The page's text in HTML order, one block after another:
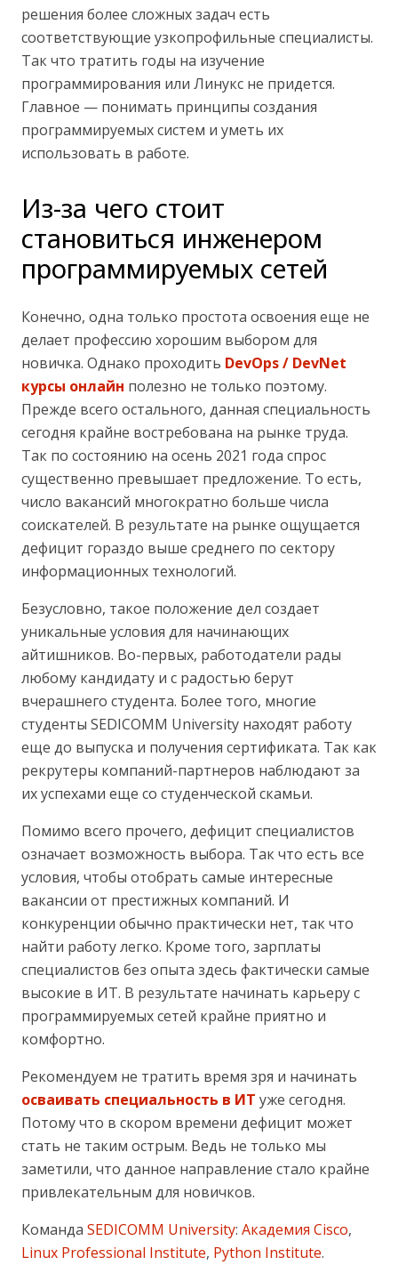
решения более сложных задач есть
соответствующие узкопрофильные специалисты.
Так что тратить годы на изучение
программирования или Линукс не придется.
Главное — понимать принципы создания
программируемых систем и уметь их
использовать в работе.
Из-за чего стоит
становиться инженером
программируемых сетей
Конечно, одна только простота освоения еще не
делает профессию хорошим выбором для
новичка. Однако проходить DevOps / DevNet
курсы онлайн полезно не только поэтому.
Прежде всего остального, данная специальность
сегодня крайне востребована на рынке труда.
Так по состоянию на осень 2021 года спрос
существенно превышает предложение. То есть,
число вакансий многократно больше числа
соискателей. В результате на рынке ощущается
дефицит гораздо выше среднего по сектору
информационных технологий.
Безусловно, такое положение дел создает
уникальные условия для начинающих
айтишников. Во-первых, работодатели рады
любому кандидату и с радостью берут
вчерашнего студента. Более того, многие
студенты SEDICOMM University находят работу
еще до выпуска и получения сертификата. Так как
рекрутеры компаний-партнеров наблюдают за
их успехами еще со студенческой скамьи.
Помимо всего прочего, дефицит специалистов
означает возможность выбора. Так что есть все
условия, чтобы отобрать самые интересные
вакансии от престижных компаний. И
конкуренции обычно практически нет, так что
найти работу легко. Кроме того, зарплаты
специалистов без опыта здесь фактически самые
высокие в ИТ. В результате начинать карьеру с
программируемых сетей крайне приятно и
комфортно.
Рекомендуем не тратить время зря и начинать
осваивать специальность в ИТ уже сегодня.
Потому что в скором времени дефицит может
стать не таким острым. Ведь не только мы
заметили, что данное направление стало крайне
привлекательным для новичков.
Команда SEDICOMM University: Академия Cisco,
Linux Professional Institute, Python Institute.